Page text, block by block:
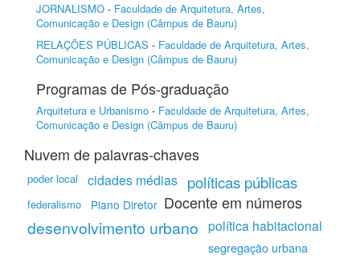
JORNALISMO - Faculdade de Arquitetura, Artes,
Comunicação e Design (Câmpus de Bauru)
RELAÇÕES PÚBLICAS - Faculdade de Arquitetura, Artes,
Comunicação e Design (Câmpus de Bauru)
Programas de Pós-graduação
Arquitetura e Urbanismo - Faculdade de Arquitetura, Artes,
Comunicação e Design (Câmpus de Bauru)
Nuvem de palavras-chaves
poder local cidades médias políticas públicas
federalismo Plano Diretor
desenvolvimento urbano política habitacional
segregação urbana
Docente em números